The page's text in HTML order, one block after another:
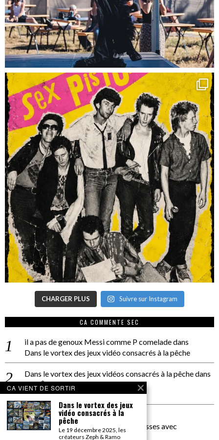
CHARGER PLUS Suivre sur Instagram
CA COMMENTE SEC
il a pas de genoux Messi comme P comeladedans
Dans le vortex des jeux vidéo consacrés à la pêche
Dans le vortex des jeux vidéos consacrés à la pêchedans
PACÔME THIELLEMENT
La séance d’Hip Gnose
La Patrie
dans
On a parlé Dolce Vita et lutte des classes avec
Bernardino Femminielli
CA VIENT DE SORTIR
Dans le vortex des jeux
vidéo consacrés à la
pêche
Le 19 décembre 2025, les
créateurs Zeph & Ramo